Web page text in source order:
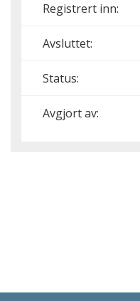
Registrert inn:
Avsluttet:
Status:
Avgjort av: